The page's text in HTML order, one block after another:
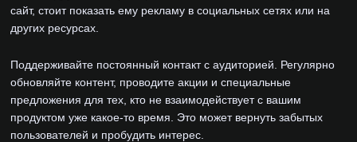
сайт, стоит показать ему рекламу в социальных сетях или на
других ресурсах.
Поддерживайте постоянный контакт с аудиторией. Регулярно
обновляйте контент, проводите акции и специальные
предложения для тех, кто не взаимодействует с вашим
продуктом уже какое-то время. Это может вернуть забытых
пользователей и пробудить интерес.